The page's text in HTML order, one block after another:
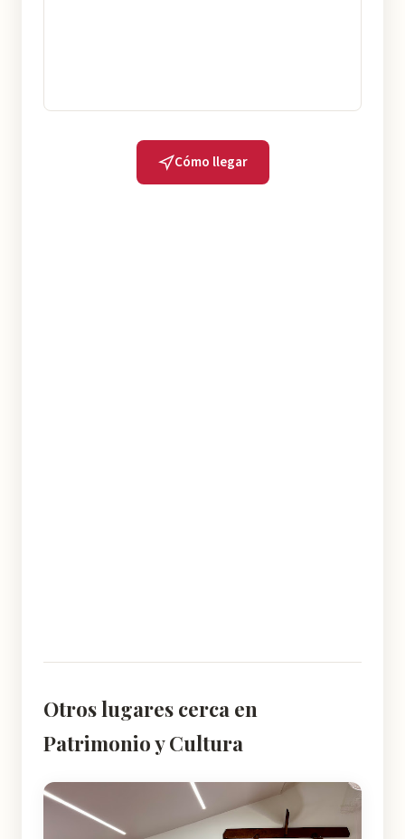
Cómo llegar
Otros lugares cerca en
Patrimonio y Cultura